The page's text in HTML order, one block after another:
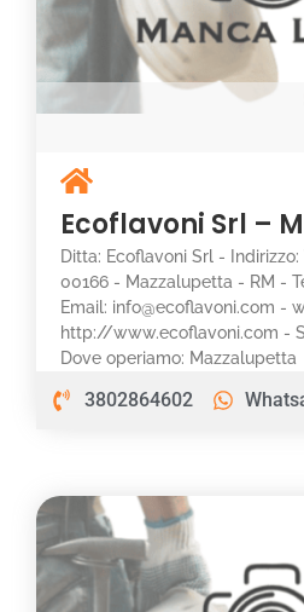
Ecoflavoni Srl –
Ditta: Ecoflavoni Srl -
00166 - Mazzalupetta - RM -
Email: info@ecoflavoni.com -
http://www.ecoflavoni.com -
Dove operiamo: Mazzalupetta
3802864602